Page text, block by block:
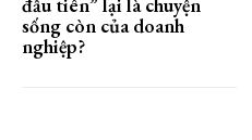
sống còn của doanh
nghiệp?